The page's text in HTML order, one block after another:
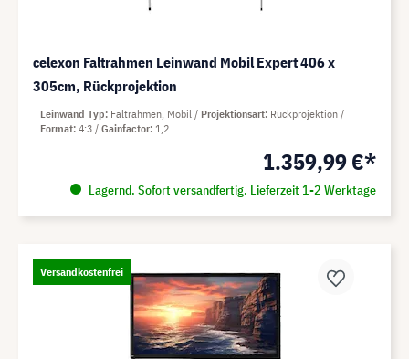
celexon Faltrahmen Leinwand Mobil Expert 406 x
305cm, Rückprojektion
1.359,99 €*
Lagernd. Sofort versandfertig. Lieferzeit 1-2 Werktage
Leinwand Typ Faltrahmen, Mobil Projektionsart Rückprojektion
Format 4:3 Gainfactor 1,2
Versandkostenfrei